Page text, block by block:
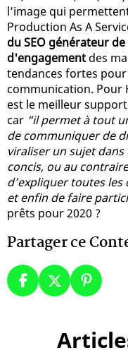
l’image qui
Production As A
du SEO générateur
d'engagement des
tendances fortes
communication. Pour
est le meilleur
car “il permet à tout
de communiquer de
viraliser un sujet
concis, ou au
d’expliquer toutes
et enfin de faire
prêts pour 2020 ?
Partager ce